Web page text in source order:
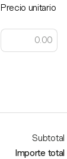
Precio unitario
Subtotal
Importe total